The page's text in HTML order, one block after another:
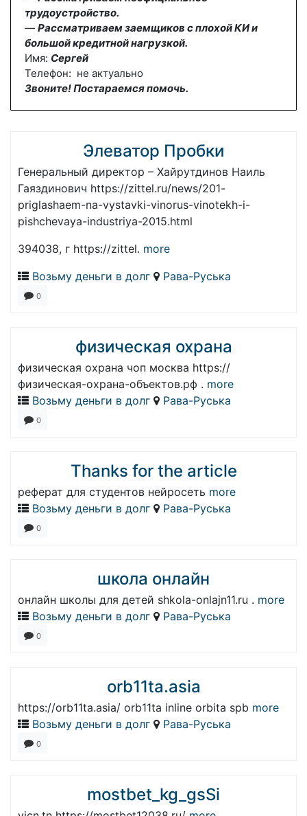
трудоустройство.
— Рассматриваем заемщиков с плохой КИ и
большой кредитной нагрузкой.
Имя: Сергей
Телефон: не актуально
Звоните! Постараемся помочь.
Элеватор Пробки
Генеральный директор – Хайрутдинов Наиль
Гаяздинович https://zittel.ru/news/201-
priglashaem-na-vystavki-vinorus-vinotekh-i-
pishchevaya-industriya-2015.html
394038, г https://zittel. more
Возьму деньги в долг
Рава-Руська
0
физическая охрана
физическая охрана чоп москва https://
физическая-охрана-объектов.рф . more
Возьму деньги в долг
Рава-Руська
0
Thanks for the article
реферат для студентов нейросеть more
Возьму деньги в долг
Рава-Руська
0
школа онлайн
онлайн школы для детей shkola-onlajn11.ru . more
Возьму деньги в долг
Рава-Руська
0
orb11ta.asia
https://orb11ta.asia/ orb11ta inline orbita spb more
Возьму деньги в долг
Рава-Руська
0
mostbet_kg_gsSi